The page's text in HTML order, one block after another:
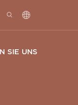
SIE UNS